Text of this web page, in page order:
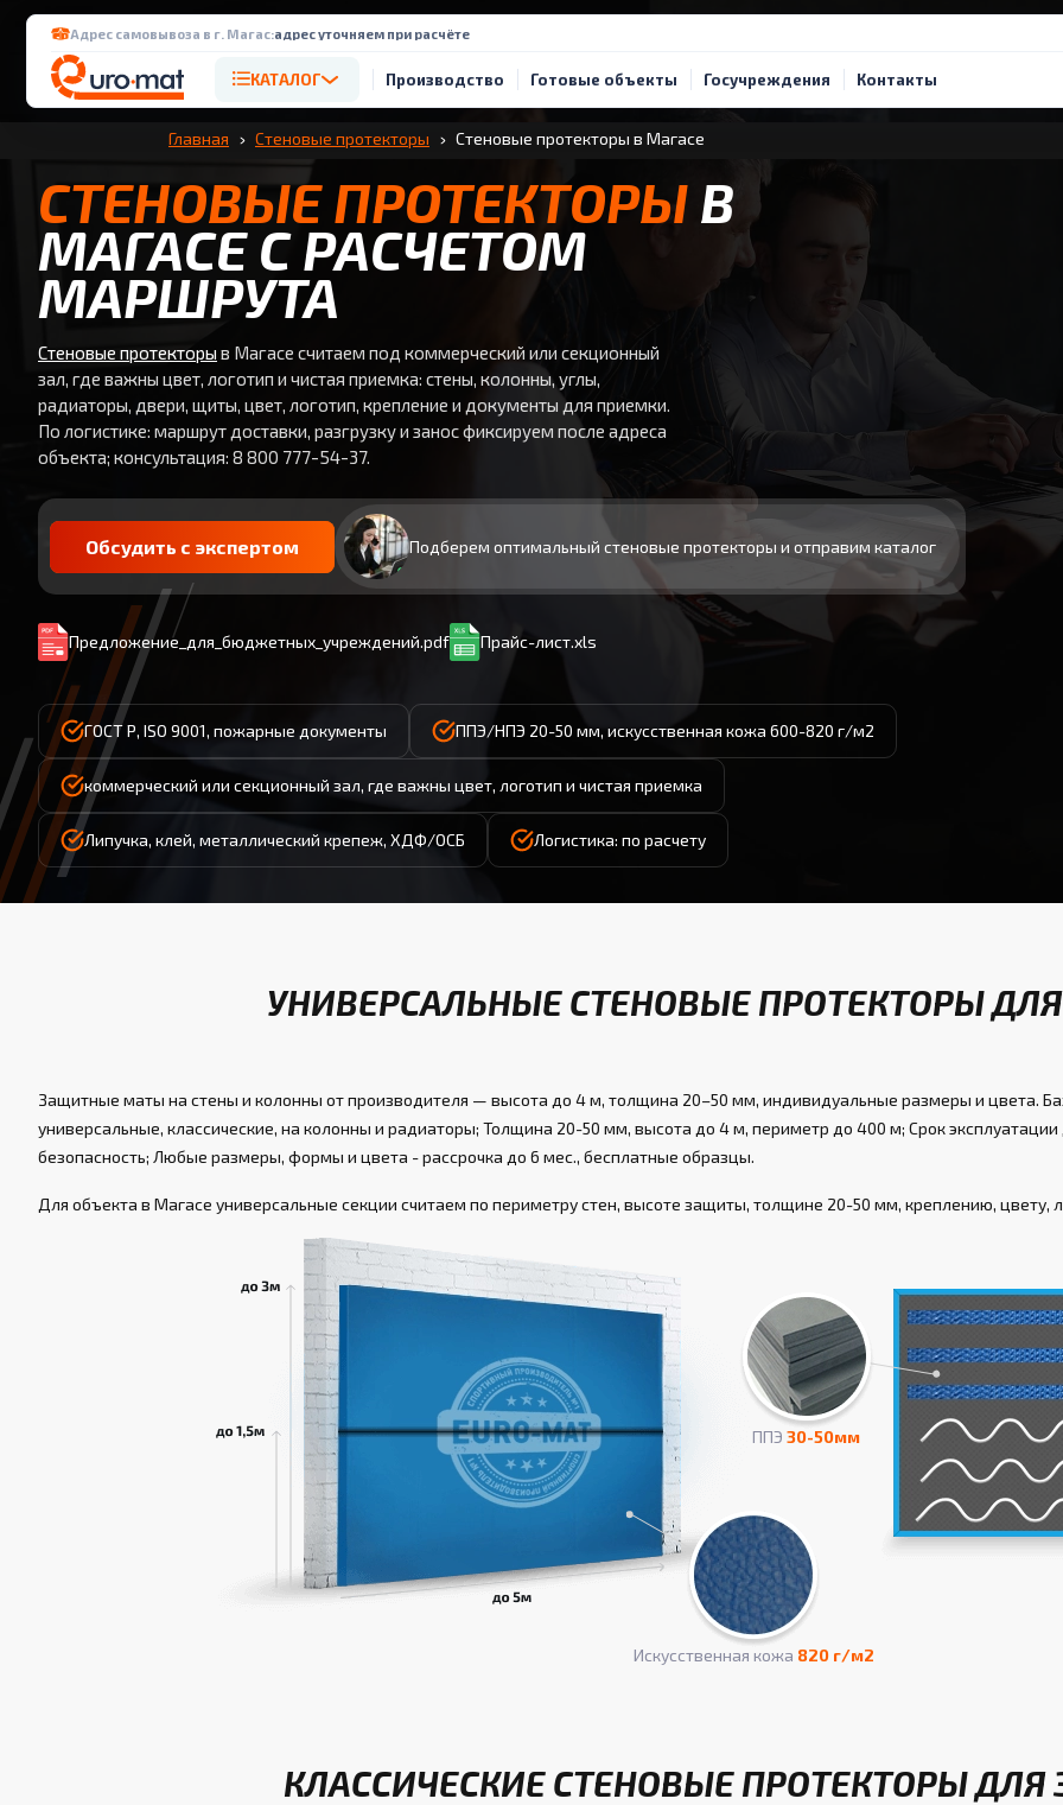
Адрес самовывоза в г. Магас:адрес уточняем при расчёте
КАТАЛОГ Производство Готовые объекты Госучреждения Контакты
Главная Стеновые протекторы Стеновые протекторы в Магасе
СТЕНОВЫЕ ПРОТЕКТОРЫ В
МАГАСЕ С РАСЧЕТОМ
МАРШРУТА
Стеновые протекторы в Магасе считаем под коммерческий или секционный
зал, где важны цвет, логотип и чистая приемка: стены, колонны, углы,
радиаторы, двери, щиты, цвет, логотип, крепление и документы для приемки.
По логистике: маршрут доставки, разгрузку и занос фиксируем после адреса
объекта; консультация: 8 800 777-54-37.
Обсудить с экспертом Подберем оптимальный стеновые протекторы и отправим каталог
Предложение_для_бюджетных_учреждений.pdf Прайс-лист.xls
ГОСТ Р, ISO 9001, пожарные документы ППЭ/НПЭ 20-50 мм, искусственная кожа 600-820 г/м2
коммерческий или секционный зал, где важны цвет, логотип и чистая приемка
Липучка, клей, металлический крепеж, ХДФ/ОСБ Логистика: по расчету
УНИВЕРСАЛЬНЫЕ СТЕНОВЫЕ ПРОТЕКТОРЫ
Защитные маты на стены и колонны от производителя — высота до 4 м, толщина 20–50 мм, индивидуальные размеры и цвета.
универсальные, классические, на колонны и радиаторы; Толщина 20-50 мм, высота до 4 м, периметр до 400 м; Срок
безопасность; Любые размеры, формы и цвета - рассрочка до 6 мес., бесплатные образцы.
Для объекта в Магасе универсальные секции считаем по периметру стен, высоте защиты, толщине 20-50 мм, креплению, цвету,
Искусcтвенная кожа 820 г/м2
ППЭ 30-50мм
КЛАССИЧЕСКИЕ СТЕНОВЫЕ ПРОТЕКТОРЫ ДЛЯ